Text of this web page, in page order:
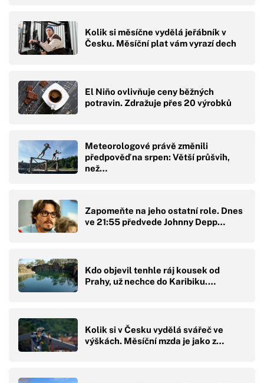
Kolik si měsíčne vydělá jeřábník v
Česku. Měsíční plat vám vyrazí dech
El Niño ovlivňuje ceny běžných
potravin. Zdražuje přes 20 výrobků
Meteorologové právě změnili
předpověď na srpen: Větší průšvih,
než…
Zapomeňte na jeho ostatní role. Dnes
ve 21:55 předvede Johnny Depp…
Kdo objevil tenhle ráj kousek od
Prahy, už nechce do Karibiku.…
Kolik si v Česku vydělá svářeč ve
výškách. Měsíční mzda je jako z…